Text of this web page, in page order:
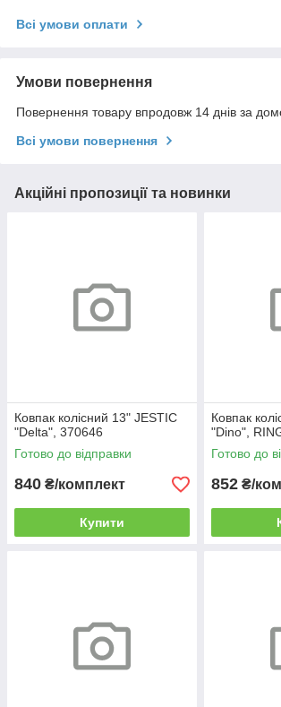
Всі умови оплати
Умови повернення
Повернення товару впродовж 14 днів за
Всі умови повернення
Акційні пропозиції та новинки
Ковпак колісний 13" JESTIC
"Delta", 370646
Готово до відправки
840 ₴/комплект
Купити
Ковпак
"Dino",
Готово до
852 ₴/